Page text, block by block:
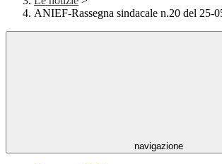
ANIEF-Rassegna sindacale n.20 del 25-
navigazione